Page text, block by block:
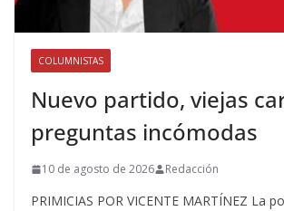
COLUMNISTAS
Nuevo partido, viejas
preguntas incómodas
10 de agosto de 2026 Redacción
PRIMICIAS POR VICENTE MARTÍNEZ La